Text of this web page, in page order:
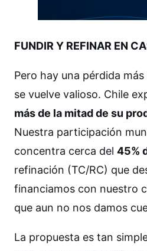
FUNDIR Y REFINAR EN
Pero hay una pérdida
se vuelve valioso. Chile
más de la mitad de su
Nuestra participación
concentra cerca del 45%
refinación (TC/RC) que
financiamos con nuestro
que aun no nos damos
La propuesta es tan